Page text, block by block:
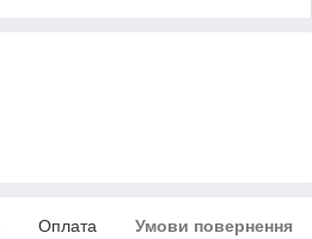
Оплата Умови повернення